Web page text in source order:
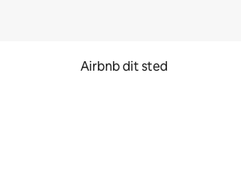
Airbnb dit sted